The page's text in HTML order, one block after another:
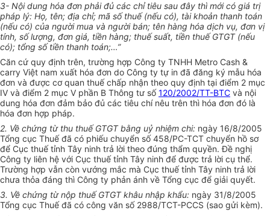
3- Nội dung hóa đơn phải đủ các chỉ tiêu sau đây thì mới có giá trị
pháp lý: Họ, tên; địa chỉ; mã số thuế (nếu có), tài khoản thanh toán
(nếu có) của người mua và người bán; tên hàng hóa dịch vụ, đơn vị
tính, số lượng, đơn giá, tiền hàng; thuế suất, tiền thuế GTGT (nếu
có); tổng số tiền thanh toán;…”
Căn cứ quy định trên, trường hợp Công ty TNHH Metro Cash &
carry Việt nam xuất hóa đơn do Công ty tự in đã đăng ký mẫu hóa
đơn và được cơ quan thuế chấp nhận theo quy định tại điểm 2 mục
IV và điểm 2 mục V phần B Thông tư số120/2002/TT-BTC và nội
dung hóa đơn đảm bảo đủ các tiêu chí nêu trên thì hóa đơn đó là
hóa đơn hợp pháp.
2. Về chứng từ thu thuế GTGT bằng uỷ nhiệm chi: ngày 16/8/2005
Tổng cục Thuế đã có phiếu chuyển số 458/PC-TCT chuyển hồ sơ
để Cục thuế tỉnh Tây ninh trả lời theo đúng thẩm quyền. Đề nghị
Công ty liên hệ với Cục thuế tỉnh Tây ninh để được trả lời cụ thể.
Trường hợp vẫn còn vướng mắc mà Cục thuế tỉnh Tây ninh trả lời
chưa thỏa đáng thì Công ty phản ánh về Tổng cục để giải quyết.
3. Về chứng từ nộp thuế GTGT khâu nhập khẩu: ngày 31/8/2005
Tổng cục Thuế đã có công văn số 2988/TCT-PCCS (sao gửi kèm).